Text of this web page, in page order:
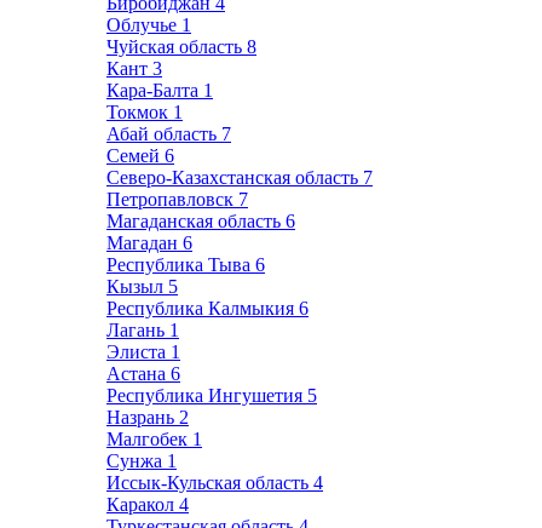
Облучье 1
Чуйская область 8
Кант 3
Кара-Балта 1
Токмок 1
Абай область 7
Семей 6
Северо-Казахстанская область 7
Петропавловск 7
Магаданская область 6
Магадан 6
Республика Тыва 6
Кызыл 5
Республика Калмыкия 6
Лагань 1
Элиста 1
Астана 6
Республика Ингушетия 5
Назрань 2
Малгобек 1
Сунжа 1
Иссык-Кульская область 4
Каракол 4